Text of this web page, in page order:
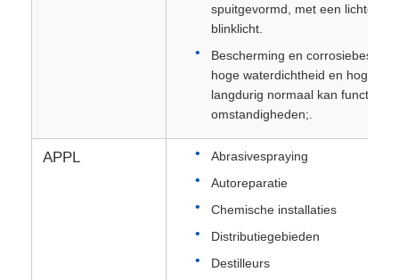
spuitgevormd, met een
blinklicht.
Bescherming en
hoge waterdichtheid en hoge
langdurig normaal kan
omstandigheden;.
APPL
Abrasivespraying
Autoreparatie
Chemische installaties
Distributiegebieden
Destilleurs